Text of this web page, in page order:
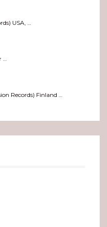
USA, …
…
Records) Finland …